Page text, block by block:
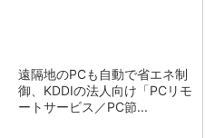
遠隔地のPCも自動で省エネ制
御、KDDIの法人向け「PCリモ
ートサービス／PC節...